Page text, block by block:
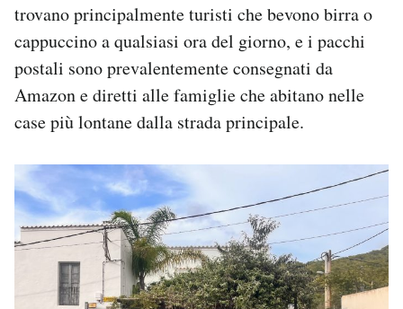
trovano principalmente turisti che bevono birra o
cappuccino a qualsiasi ora del giorno, e i pacchi
postali sono prevalentemente consegnati da
Amazon e diretti alle famiglie che abitano nelle
case più lontane dalla strada principale.